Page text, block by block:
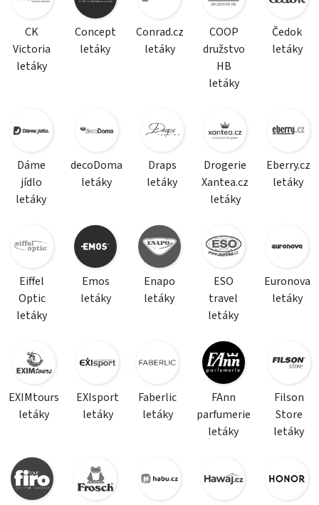
CK
Victoria
letáky
Concept
letáky
Conrad.cz
letáky
COOP
družstvo
HB
letáky
Čedok
letáky
Dáme
jídlo
letáky
decoDoma
letáky
Draps
letáky
Drogerie
Xantea.cz
letáky
Eberry.cz
letáky
Eiffel
Optic
letáky
Emos
letáky
Enapo
letáky
ESO
travel
letáky
Euronova
letáky
EXIMtours
letáky
EXIsport
letáky
Faberlic
letáky
FAnn
parfumerie
letáky
Filson
Store
letáky